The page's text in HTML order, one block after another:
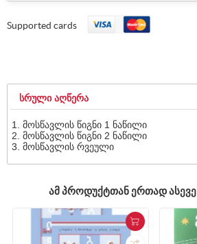
Supported cards
ᲡᲠᲣᲚᲘ ᲐᲦᲬᲔᲠᲐ
მოსწავლის წიგნი 1 ნაწილი
მოსწავლის წიგნი 2 ნაწილი
მოსწავლის რვეული
ᲐᲛ ᲞᲠᲝᲓᲣᲥᲢᲗᲐᲜ ᲔᲠᲗᲐᲓ